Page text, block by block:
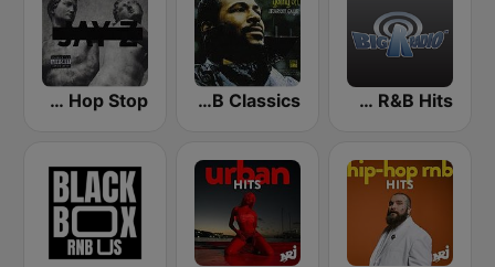
BigR - New R&B Hits
GotRadio - R&B Classics
GotRadio - Hip Hop Stop